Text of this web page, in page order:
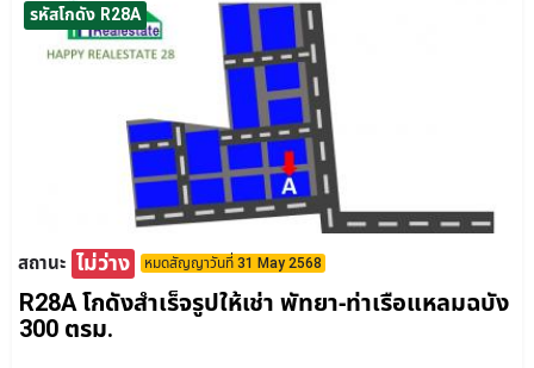
รหัสโกดัง R28A
สถานะ ไม่ว่าง หมดสัญญาวันที่ 31 May 2568
R28A โกดังสำเร็จรูปให้เช่า พัทยา-ท่าเรือแหลมฉบัง
300 ตรม.